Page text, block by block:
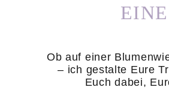
Ob auf einer
– ich gestalte Eure
Euch dabei,